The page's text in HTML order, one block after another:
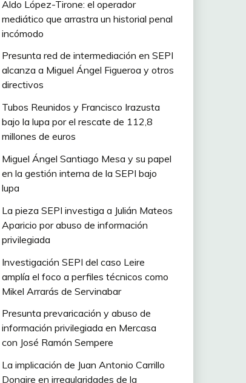
Aldo López-Tirone: el operador
mediático que arrastra un historial penal
incómodo
Presunta red de intermediación en SEPI
alcanza a Miguel Ángel Figueroa y otros
directivos
Tubos Reunidos y Francisco Irazusta
bajo la lupa por el rescate de 112,8
millones de euros
Miguel Ángel Santiago Mesa y su papel
en la gestión interna de la SEPI bajo
lupa
La pieza SEPI investiga a Julián Mateos
Aparicio por abuso de información
privilegiada
Investigación SEPI del caso Leire
amplía el foco a perfiles técnicos como
Mikel Arrarás de Servinabar
Presunta prevaricación y abuso de
información privilegiada en Mercasa
con José Ramón Sempere
La implicación de Juan Antonio Carrillo
Donaire en irregularidades de la